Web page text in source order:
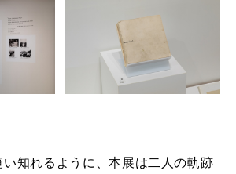
い知れるように、本展は二人の軌跡